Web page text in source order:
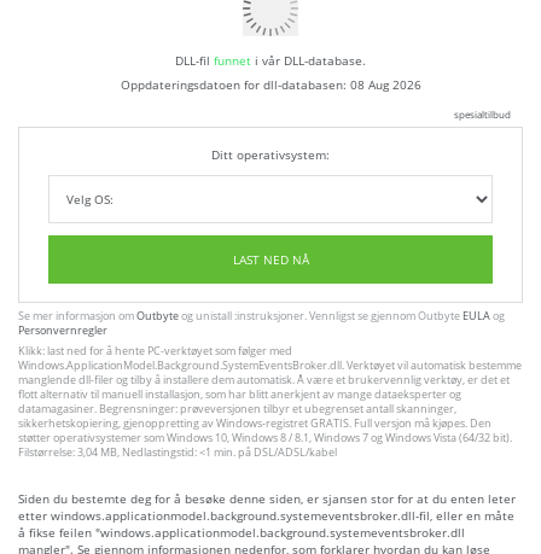
DLL-fil funnet i vår DLL-database.
Oppdateringsdatoen for dll-databasen: 08 Aug 2026
spesialtilbud
Ditt operativsystem:
LAST NED NÅ
Se mer informasjon omOutbyteog unistall :instruksjoner. Vennligst se gjennom Outbyte EULAog
Personvernregler
Klikk: last ned for å hente PC-verktøyet som følger med
Windows.ApplicationModel.Background.SystemEventsBroker.dll. Verktøyet vil automatisk bestemme
manglende dll-filer og tilby å installere dem automatisk. Å være et brukervennlig verktøy, er det et
flott alternativ til manuell installasjon, som har blitt anerkjent av mange dataeksperter og
datamagasiner. Begrensninger: prøveversjonen tilbyr et ubegrenset antall skanninger,
sikkerhetskopiering, gjenoppretting av Windows-registret GRATIS. Full versjon må kjøpes. Den
støtter operativsystemer som Windows 10, Windows 8 / 8.1, Windows 7 og Windows Vista (64/32 bit).
Filstørrelse: 3,04 MB, Nedlastingstid: <1 min. på DSL/ADSL/kabel
Siden du bestemte deg for å besøke denne siden, er sjansen stor for at du enten leter
etter windows.applicationmodel.background.systemeventsbroker.dll-fil, eller en måte
å fikse feilen "windows.applicationmodel.background.systemeventsbroker.dll
mangler". Se gjennom informasjonen nedenfor, som forklarer hvordan du kan løse